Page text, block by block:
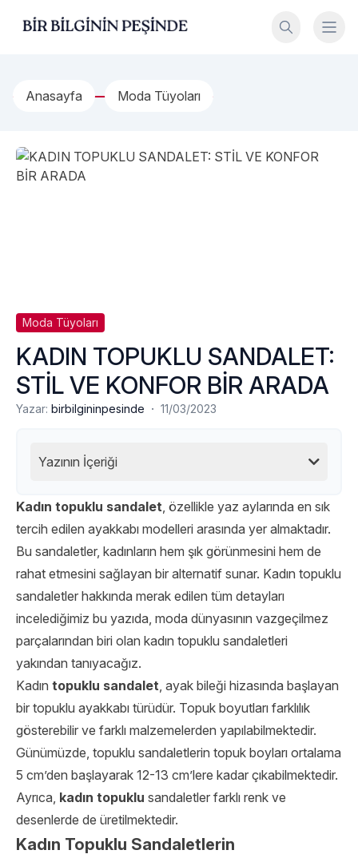
Bir Bilginin Peşinde!
Anasayfa Moda Tüyoları
Moda Tüyoları
KADIN TOPUKLU SANDALET:
STİL VE KONFOR BİR ARADA
Yazar: birbilgininpesinde · 11/03/2023
Yazının İçeriği
Kadın topuklu sandalet, özellikle yaz aylarında en sık
tercih edilen ayakkabı modelleri arasında yer almaktadır.
Bu sandaletler, kadınların hem şık görünmesini hem de
rahat etmesini sağlayan bir alternatif sunar. Kadın topuklu
sandaletler hakkında merak edilen tüm detayları
incelediğimiz bu yazıda, moda dünyasının vazgeçilmez
parçalarından biri olan kadın topuklu sandaletleri
yakından tanıyacağız.
Kadın topuklu sandalet, ayak bileği hizasında başlayan
bir topuklu ayakkabı türüdür. Topuk boyutları farklılık
gösterebilir ve farklı malzemelerden yapılabilmektedir.
Günümüzde, topuklu sandaletlerin topuk boyları ortalama
5 cm’den başlayarak 12-13 cm’lere kadar çıkabilmektedir.
Ayrıca, kadın topuklu sandaletler farklı renk ve
desenlerde de üretilmektedir.
Kadın Topuklu Sandaletlerin